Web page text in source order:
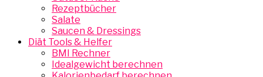
Rezeptbücher
Salate
Saucen & Dressings
Diät Tools & Helfer
BMI Rechner
Idealgewicht berechnen